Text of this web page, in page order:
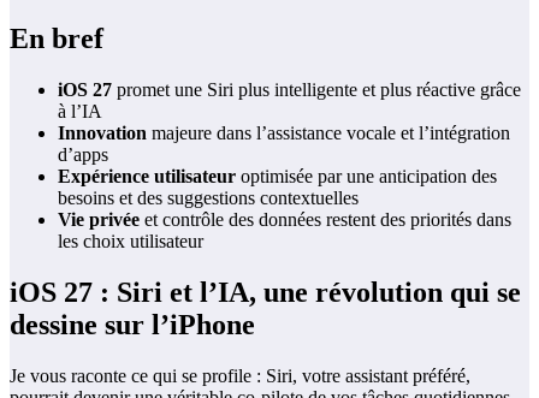
En bref
iOS 27 promet une Siri plus intelligente et plus réactive grâce
à l’IA
Innovation majeure dans l’assistance vocale et l’intégration
d’apps
Expérience utilisateur optimisée par une anticipation des
besoins et des suggestions contextuelles
Vie privée et contrôle des données restent des priorités dans
les choix utilisateur
iOS 27 : Siri et l’IA, une révolution qui se
dessine sur l’iPhone
Je vous raconte ce qui se profile : Siri, votre assistant préféré,